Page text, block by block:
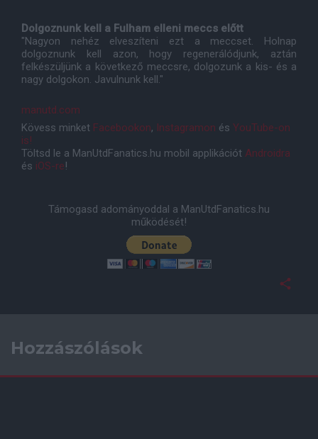
Dolgoznunk kell a Fulham elleni meccs előtt
"Nagyon nehéz elveszíteni ezt a meccset. Holnap
dolgoznunk kell azon, hogy regenerálódjunk, aztán
felkészüljünk a következő meccsre, dolgozunk a kis- és a
nagy dolgokon. Javulnunk kell."
manutd.com
Kövess minket Facebookon, Instagramon és YouTube-on
is!
Töltsd le a ManUtdFanatics.hu mobil applikációt Androidra
és iOS-re!
Támogasd adományoddal a ManUtdFanatics.hu
működését!
Hozzászólások